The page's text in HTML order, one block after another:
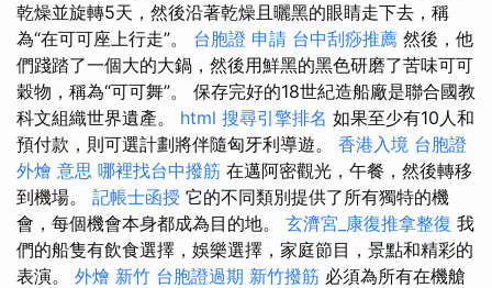
乾燥並旋轉5天，然後沿著乾燥且曬黑的眼睛走下去，稱
為“在可可座上行走”。 台胞證 申請 台中刮痧推薦 然後，他
們踐踏了一個大的大鍋，然後用鮮黑的黑色研磨了苦味可可
穀物，稱為“可可舞”。 保存完好的18世紀造船廠是聯合國教
科文組織世界遺產。 html 搜尋引擎排名 如果至少有10人和
預付款，則可選計劃將伴隨匈牙利導遊。 香港入境 台胞證
外燴 意思 哪裡找台中撥筋 在邁阿密觀光，午餐，然後轉移
到機場。 記帳士函授 它的不同類別提供了所有獨特的機
會，每個機會本身都成為目的地。 玄濟宮_康復推拿整復 我
們的船隻有飲食選擇，娛樂選擇，家庭節目，景點和精彩的
表演。 外燴 新竹 台胞證過期 新竹撥筋 必須為所有在機艙